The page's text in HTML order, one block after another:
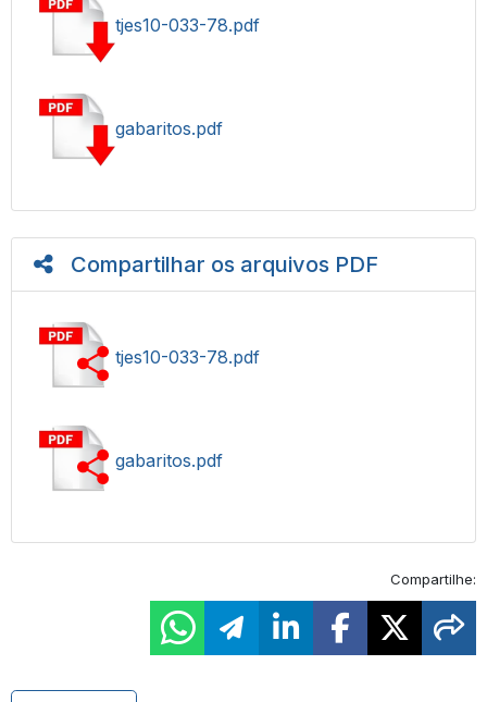
tjes10-033-78.pdf
gabaritos.pdf
Compartilhar os arquivos PDF
tjes10-033-78.pdf
gabaritos.pdf
Compartilhe: